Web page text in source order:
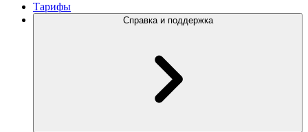
Тарифы
Справка и поддержка